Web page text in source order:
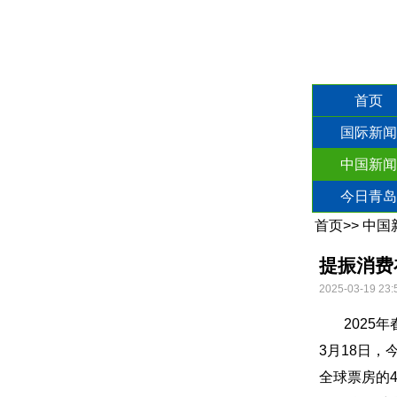
首页
国际新闻
中国新闻
今日青岛
首页>> 中国
提振消
2025-03-19
2025年春
3月18日，
全球票房的